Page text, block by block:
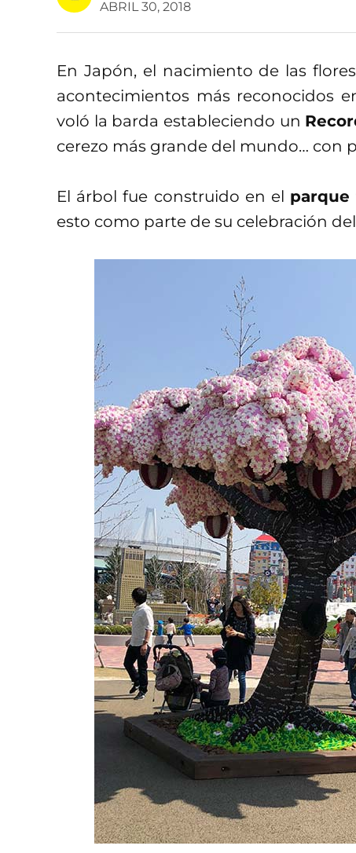
ABRIL 30, 2018
En Japón, el nacimiento de las
acontecimientos más reconocidos
voló la barda estableciendo un
cerezo más grande del mundo… con
El árbol fue construido en el parque
esto como parte de su celebración